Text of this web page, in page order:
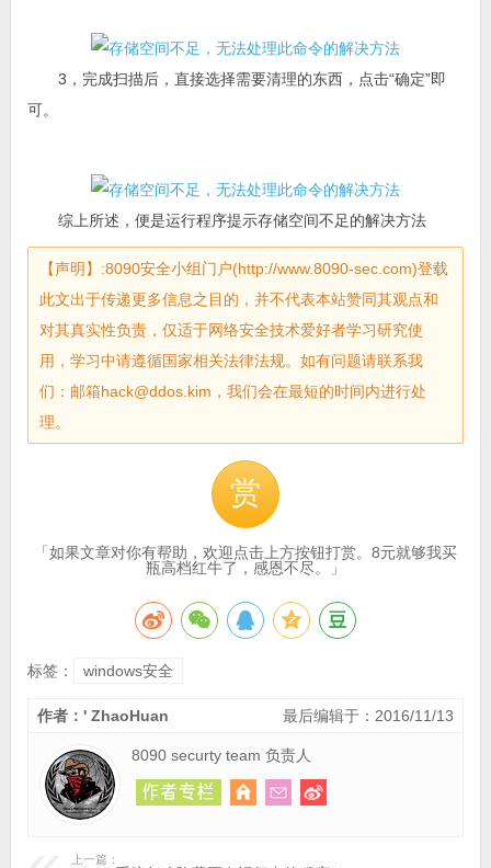
3，完成扫描后，直接选择需要清理的东西，点击“确定”即
可。
综上所述，便是运行程序提示存储空间不足的解决方法
【声明】:8090安全小组门户(http://www.8090-sec.com)登载
此文出于传递更多信息之目的，并不代表本站赞同其观点和
对其真实性负责，仅适于网络安全技术爱好者学习研究使
用，学习中请遵循国家相关法律法规。如有问题请联系我
们：邮箱hack@ddos.kim，我们会在最短的时间内进行处
理。
赏
「如果文章对你有帮助，欢迎点击上方按钮打赏。8元就够我买
瓶高档红牛了，感恩不尽。」
标签： windows安全
最后编辑于：2016/11/13
作者：' ZhaoHuan
8090 securty team 负责人
上一篇：